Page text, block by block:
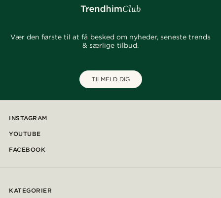
Vær den første til at få besked om nyheder, seneste trends
& særlige tilbud.
TILMELD DIG
INSTAGRAM
YOUTUBE
FACEBOOK
KATEGORIER